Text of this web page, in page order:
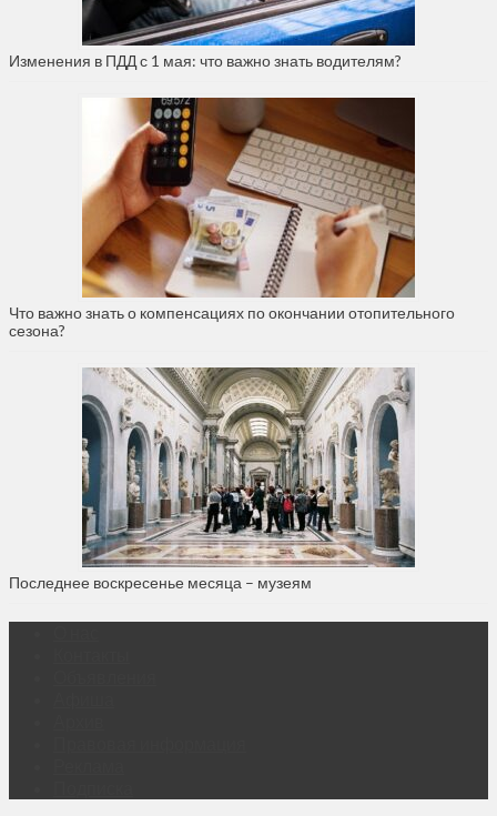
Изменения в ПДД с 1 мая: что важно знать водителям?
Что важно знать о компенсациях по окончании отопительного
сезона?
Последнее воскресенье месяца – музеям